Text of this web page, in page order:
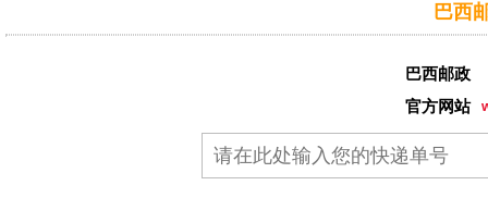
巴西
巴西邮政
官方网站